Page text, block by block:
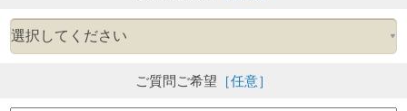
ご質問ご希望 ［任意］